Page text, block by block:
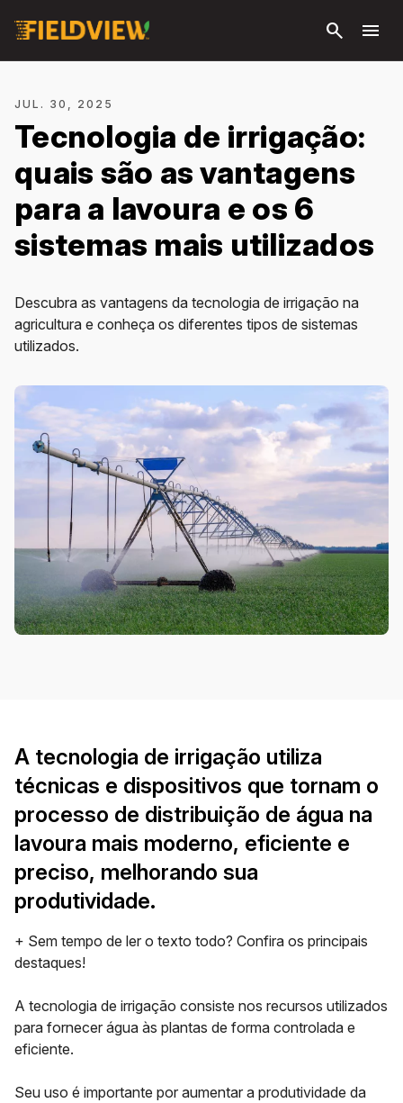
principal
search menu
JUL. 30, 2025
Tecnologia de irrigação:
quais são as vantagens
para a lavoura e os 6
sistemas mais utilizados
Descubra as vantagens da tecnologia de irrigação na
agricultura e conheça os diferentes tipos de sistemas
utilizados.
A tecnologia de irrigação utiliza
técnicas e dispositivos que tornam o
processo de distribuição de água na
lavoura mais moderno, eficiente e
preciso, melhorando sua
produtividade.
+ Sem tempo de ler o texto todo? Confira os principais
destaques!
A tecnologia de irrigação consiste nos recursos utilizados
para fornecer água às plantas de forma controlada e
eficiente.
Seu uso é importante por aumentar a produtividade da